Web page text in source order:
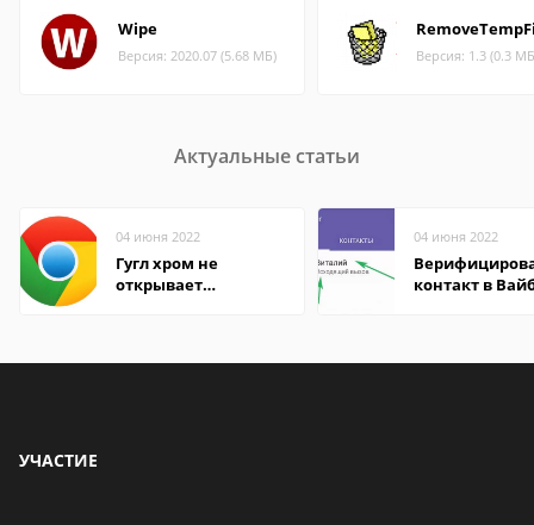
Wipe
Версия: 2020.07 (5.68 МБ) Версия: 1.3 (0.3
Актуальные статьи
04 июня 2022
Гугл хром не
открывает
04 июня 2022
контакт в
УЧАСТИЕ